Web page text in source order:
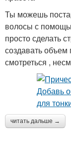
Ты можешь
волосы с
просто сделать
создавать объем
смотреться ,
читать дальше →